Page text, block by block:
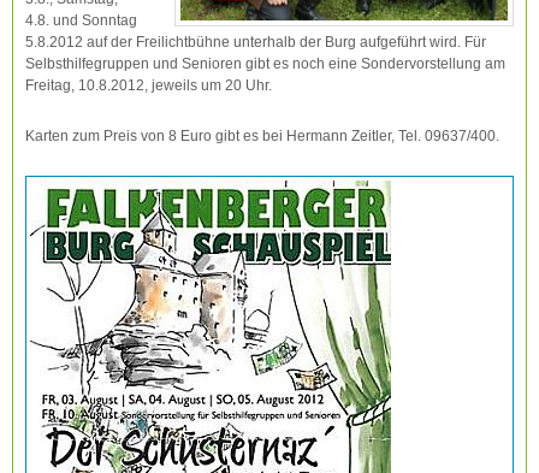
4.8. und Sonntag
5.8.2012 auf der Freilichtbühne unterhalb der Burg aufgeführt wird. Für
Selbsthilfegruppen und Senioren gibt es noch eine Sondervorstellung am
Freitag, 10.8.2012, jeweils um 20 Uhr.
Karten zum Preis von 8 Euro gibt es bei Hermann Zeitler, Tel. 09637/400.